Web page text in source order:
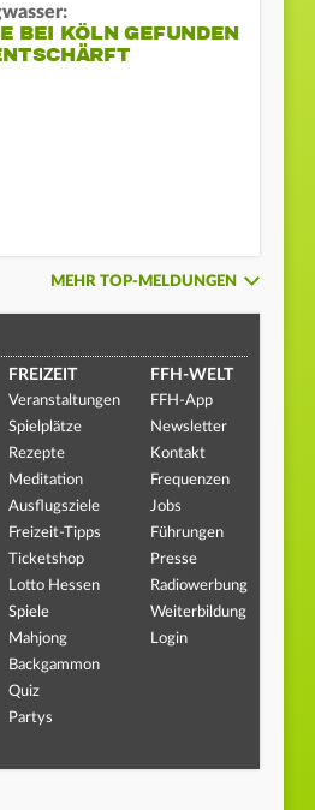
BEI KÖLN GEFUNDEN
MEHR TOP-MELDUNGEN
FREIZEIT
Veranstaltungen
Spielplätze
Rezepte
Meditation
Ausflugsziele
Freizeit-Tipps
Ticketshop
Lotto Hessen
Spiele
Mahjong
Backgammon
Quiz
Partys
FFH-WELT
FFH-App
Newsletter
Kontakt
Frequenzen
Jobs
Führungen
Presse
Radiowerbung
Weiterbildung
Login